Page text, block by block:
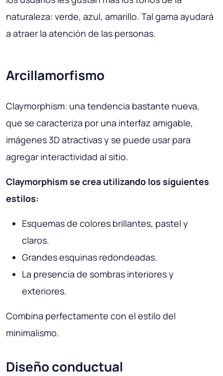
naturaleza: verde, azul, amarillo. Tal gama ayudará
a atraer la atención de las personas.
Arcillamorfismo
Claymorphism: una tendencia bastante nueva,
que se caracteriza por una interfaz amigable,
imágenes 3D atractivas y se puede usar para
agregar interactividad al sitio.
Claymorphism se crea utilizando los siguientes
estilos:
Esquemas de colores brillantes, pastel y
claros.
Grandes esquinas redondeadas.
La presencia de sombras interiores y
exteriores.
Combina perfectamente con el estilo del
minimalismo.
Diseño conductual